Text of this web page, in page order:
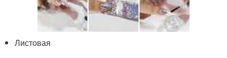
Листовая